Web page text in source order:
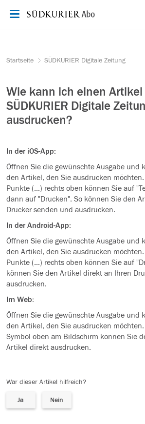
Startseite SÜDKURIER Digitale Zeitung
Wie kann ich einen Artikel
SÜDKURIER Digitale
ausdrucken?
In der iOS-App:
Öffnen Sie die gewünschte Ausgabe und
den Artikel, den Sie ausdrucken
Punkte (...) rechts oben können Sie auf
dann auf "Drucken". So können Sie den
Drucker senden und ausdrucken.
In der Android-App:
Öffnen Sie die gewünschte Ausgabe und
den Artikel, den Sie ausdrucken
Punkte (...) rechts oben können Sie auf
können Sie den Artikel direkt an Ihren
ausdrucken.
Im Web:
Öffnen Sie die gewünschte Ausgabe und
den Artikel, den Sie ausdrucken
Symbol oben am Bildschirm können Sie
Artikel direkt ausdrucken.
War dieser Artikel hilfreich?
Ja Nein